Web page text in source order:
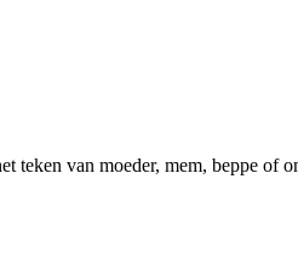
van moeder, mem, beppe of